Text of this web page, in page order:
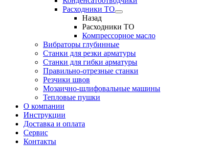
Расходники ТО
Назад
Расходники ТО
Компрессорное масло
Вибраторы глубинные
Станки для резки арматуры
Станки для гибки арматуры
Правильно-отрезные станки
Резчики швов
Мозаично-шлифовальные машины
Тепловые пушки
О компании
Инструкции
Доставка и оплата
Сервис
Контакты